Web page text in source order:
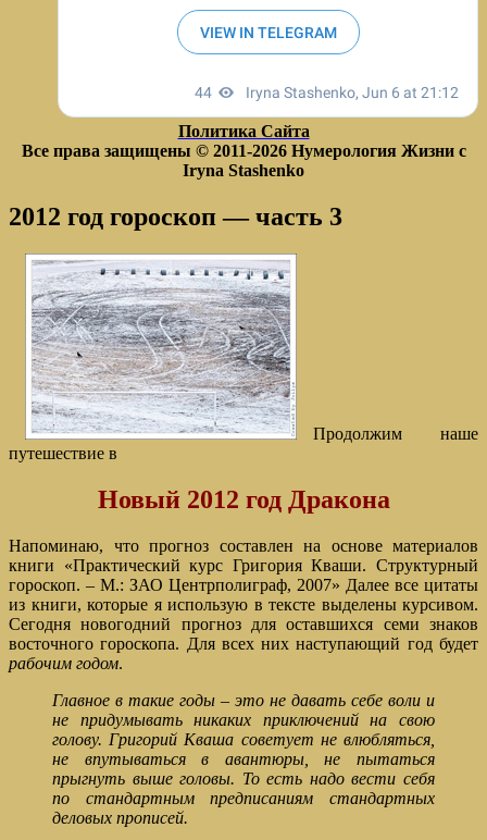
Политика Сайта
Все права защищены © 2011-2026 Нумерология Жизни с
Iryna Stashenko
2012 год гороскоп — часть 3
Продолжим наше
путешествие в
Новый 2012 годДракона
Напоминаю, что прогноз составлен на основе материалов
книги «Практический курс Григория Кваши. Структурный
гороскоп. – М.: ЗАО Центрполиграф, 2007» Далее все цитаты
из книги, которые я использую в тексте выделены курсивом.
Сегодня новогодний прогноз для оставшихся семи знаков
восточного гороскопа. Для всех них наступающий год будет
рабочим годом.
Главное в такие годы – это не давать себе воли и
не придумывать никаких приключений на свою
голову. Григорий Кваша советует не влюбляться,
не впутываться в авантюры, не пытаться
прыгнуть выше головы. То есть надо вести себя
по стандартным предписаниям стандартных
деловых прописей.